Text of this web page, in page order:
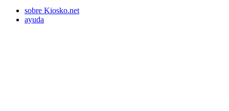
sobre Kiosko.net
ayuda